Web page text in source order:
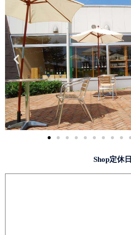
Shop定休日